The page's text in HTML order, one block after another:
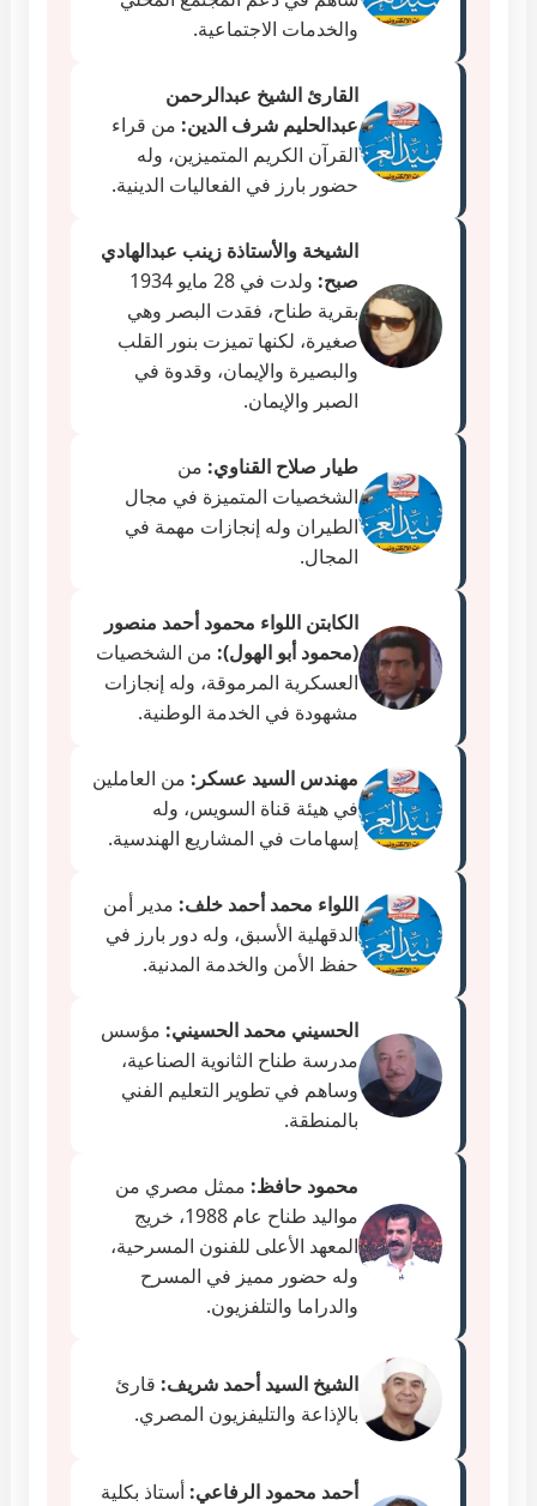
والخدمات الاجتماعية.
القارئ الشيخ عبدالرحمن
عبدالحليم شرف الدين: من قراء
القرآن الكريم المتميزين، وله
حضور بارز في الفعاليات الدينية.
الشيخة والأستاذة زينب عبدالهادي
صبح:
ولدت في 28 مايو 1934
بقرية طناح، فقدت البصر وهي
صغيرة، لكنها تميزت بنور القلب
والبصيرة والإيمان، وقدوة في
الصبر والإيمان.
طيار صلاح القناوي: من
الشخصيات المتميزة في مجال
الطيران وله إنجازات مهمة في
المجال.
الكابتن اللواء محمود أحمد منصور
(محمود أبو الهول): من الشخصيات
العسكرية المرموقة، وله إنجازات
مشهودة في الخدمة الوطنية.
مهندس السيد عسكر: من العاملين
في هيئة قناة السويس، وله
إسهامات في المشاريع الهندسية.
اللواء محمد أحمد خلف: مدير أمن
الدقهلية الأسبق، وله دور بارز في
حفظ الأمن والخدمة المدنية.
الحسيني محمد الحسيني: مؤسس
مدرسة طناح الثانوية الصناعية،
وساهم في تطوير التعليم الفني
بالمنطقة.
محمود حافظ: ممثل مصري من
مواليد طناح عام 1988، خريج
المعهد الأعلى للفنون المسرحية،
وله حضور مميز في المسرح
والدراما والتلفزيون.
الشيخ السيد أحمد شريف: قارئ
بالإذاعة والتليفزيون المصري.
أحمد محمود الرفاعي: أستاذ بكلية